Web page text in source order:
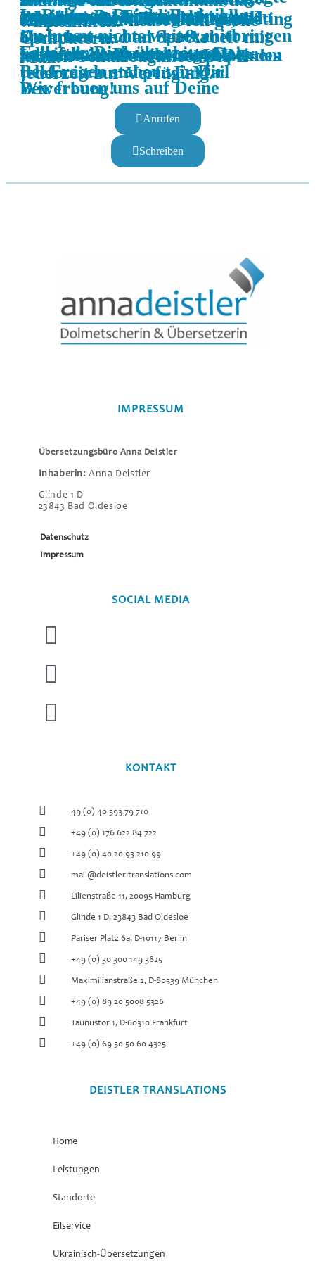
In Rahmen Deines Praktikums gewinnst Du Einblicke in alle Bereiche des Unternehmens. Du erledigst operative und administrative Tätigkeiten und kannst Dich im Bereich Marketing ausprobieren. Unser nettes, offenes Team heißt Dich gerne willkommen.
Du musst nichts weiter mitbringen als Interesse und Spaß an Sprachen und an der Arbeit mit Computern.
Falls wir Dich überzeugen konnten, sende uns bitte Deine schriftliche Bewerbung mit kurzem Anschreiben und Deinem Lebenslauf sowie einer Kopie des letzten Schulzeugnisses per E-Mail.
Bei Fragen stehen wir Dir telefonisch und per E-Mail jederzeit zur Verfügung.
Wir freuen uns auf Deine Bewerbung!
Anrufen
Schreiben
IMPRESSUM
Übersetzungsbüro Anna Deistler
Inhaberin: Anna Deistler
Glinde 1 D
23843 Bad Oldesloe
Datenschutz
Impressum
SOCIAL MEDIA
KONTAKT
49 (0) 40 593 79 710
+49 (0) 176 622 84 722
+49 (0) 40 20 93 210 99
mail@deistler-translations.com
Lilienstraße 11, 20095 Hamburg
Glinde 1 D, 23843 Bad Oldesloe
Pariser Platz 6a, D-10117 Berlin
+49 (0) 30 300 149 3825
Maximilianstraße 2, D-80539 München
+49 (0) 89 20 5008 5326
Taunustor 1, D-60310 Frankfurt
+49 (0) 69 50 50 60 4325
DEISTLER TRANSLATIONS
Home
Leistungen
Standorte
Eilservice
Ukrainisch-Übersetzungen